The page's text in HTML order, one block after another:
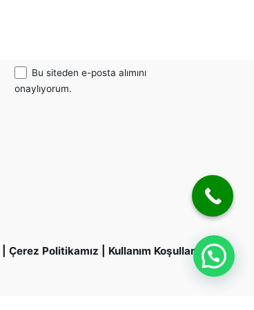
Bu siteden e-posta alımını
onaylıyorum.
Çerez Politikamız Kullanım Koşulları